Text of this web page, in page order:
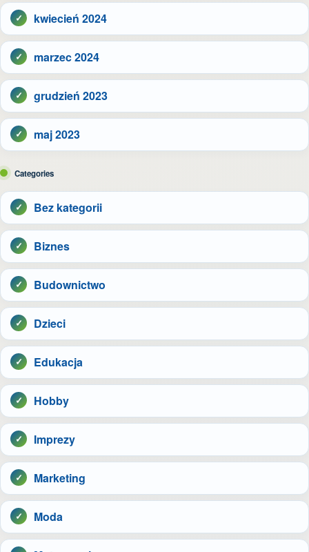
kwiecień 2024
marzec 2024
grudzień 2023
maj 2023
Categories
Bez kategorii
Biznes
Budownictwo
Dzieci
Edukacja
Hobby
Imprezy
Marketing
Moda